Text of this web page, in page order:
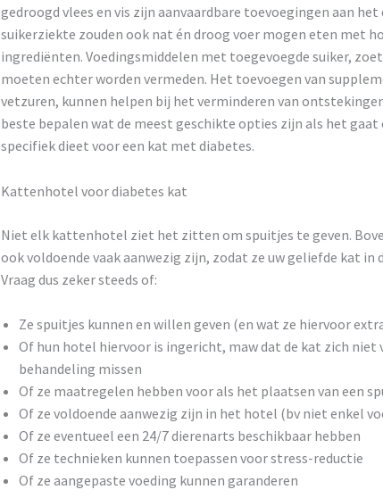
gedroogd vlees en vis zijn aanvaardbare toevoegingen aan
suikerziekte zouden ook nat én droog voer mogen eten met
ingrediënten. Voedingsmiddelen met toegevoegde suiker,
moeten echter worden vermeden. Het toevoegen van
vetzuren, kunnen helpen bij het verminderen van
beste bepalen wat de meest geschikte opties zijn als het
specifiek dieet voor een kat met diabetes.
Kattenhotel voor diabetes kat
Niet elk kattenhotel ziet het zitten om spuitjes te geven.
ook voldoende vaak aanwezig zijn, zodat ze uw geliefde kat in
Vraag dus zeker steeds of:
Ze spuitjes kunnen en willen geven (en wat ze hiervoor
Of hun hotel hiervoor is ingericht, maw dat de kat zich niet
behandeling missen
Of ze maatregelen hebben voor als het plaatsen van een
Of ze voldoende aanwezig zijn in het hotel (bv niet enkel
Of ze eventueel een 24/7 dierenarts beschikbaar hebben
Of ze technieken kunnen toepassen voor stress-reductie
Of ze aangepaste voeding kunnen garanderen